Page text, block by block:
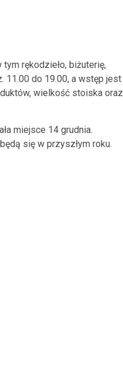
rękodzieło, biżuterię,
11.00 do 19.00, a wstęp jest
wielkość stoiska oraz
miejsce 14 grudnia.
się w przyszłym roku.